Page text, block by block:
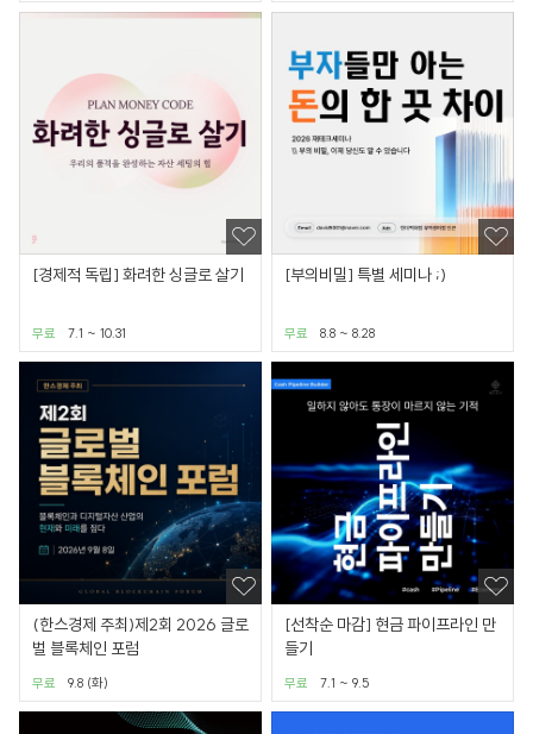
[경제적 독립] 화려한 싱글로 살기
7.1 ~ 10.31
무료
[부의비밀] 특별 세미나 ;)
8.8 ~ 8.28
무료
(한스경제 주최)제2회 2026 글로
벌 블록체인 포럼
9.8 (화)
무료
[선착순 마감] 현금 파이프라인 만
들기
7.1 ~ 9.5
무료